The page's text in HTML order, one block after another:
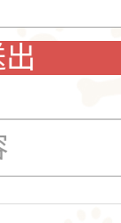
。
，以
廣受
不
時
本能
總
，送
蒂
對外
曉的